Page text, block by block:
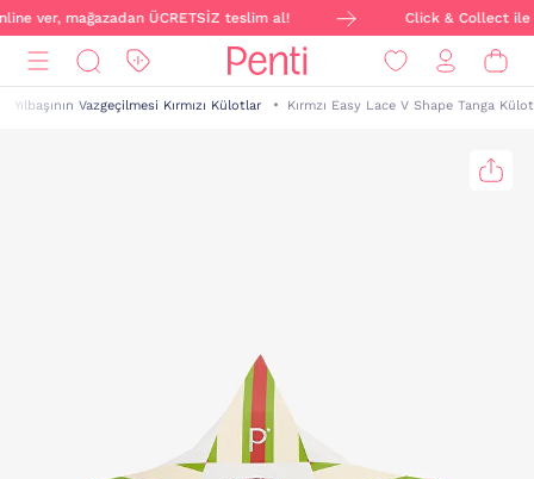
ver, mağazadan ÜCRETSİZ teslim al! Click & Collect ile
Yılbaşının Vazgeçilmesi Kırmızı Külotlar Kırmzı Easy Lace V Shape Tanga Külot